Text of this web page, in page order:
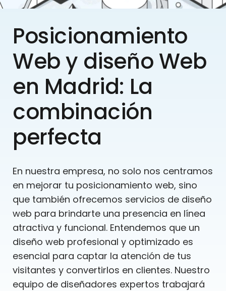
Posicionamiento
Web y diseño Web
en Madrid: La
combinación
perfecta
En nuestra empresa, no solo nos centramos
en mejorar tu posicionamiento web, sino
que también ofrecemos servicios de diseño
web para brindarte una presencia en línea
atractiva y funcional. Entendemos que un
diseño web profesional y optimizado es
esencial para captar la atención de tus
visitantes y convertirlos en clientes. Nuestro
equipo de diseñadores expertos trabajará